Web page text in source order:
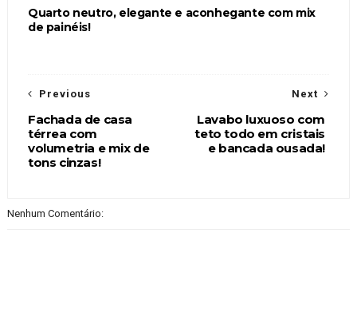
Quarto neutro, elegante e aconhegante com mix
de painéis!
Next
Lavabo luxuoso com
teto todo em cristais
e bancada ousada!
Previous
Fachada de casa
térrea com
volumetria e mix de
tons cinzas!
Nenhum Comentário: